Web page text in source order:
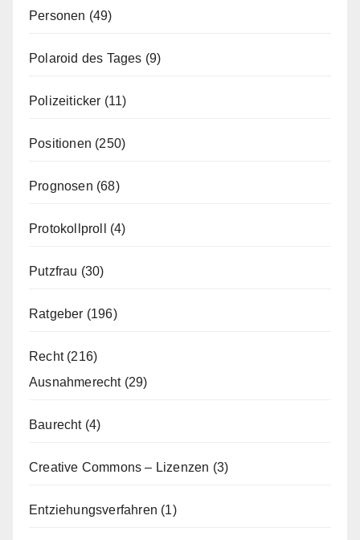
Personen (49)
Polaroid des Tages (9)
Polizeiticker (11)
Positionen (250)
Prognosen (68)
Protokollproll (4)
Putzfrau (30)
Ratgeber (196)
Recht(216)
Ausnahmerecht(29)
Baurecht(4)
Creative Commons – Lizenzen (3)
Entziehungsverfahren (1)